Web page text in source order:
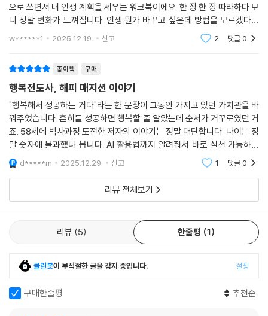
자기 경영자가 되는 길을 안내하는, 따뜻하고 명쾌한 나침반이 되어줄 것
입니다.
인생 2막을 바꾸는 것은 특별한 재능이나 운이 아닙니다. 자기경영이라는
한 첫걸음을 시작하십시오. START NOW.
으로 쓰면서 내 인생 계획을 세우는 워크북이에요. 한 장 한 장 따라하다 보
니 정말 변화가 느껴집니다. 인생 뭔가 바꾸고 싶은데 방법을 모르겠다면
꼭 읽어보세요. 후회 안 합니다.
w******1 2025.12.19. 신고 2 댓글0
종이책 구매
행복전도사, 해피 매지션 이야기
"행복해서 성공하는 거다"라는 한 문장이 그동안 가지고 있던 가치관을 바
꿔주었습니다. 흔히들 성공하면 행복할 줄 알았는데 순서가 거꾸로였던 거
죠. 58세에 박사과정 도전한 저자의 이야기는 정말 대단합니다. 나이는 정
말 숫자에 불과했나 봅니다. AI 활용법까지 알려줘서 바로 실천 가능하여
지금 당장 시작하고 싶게 만드는 책이에요! 강추합니다!!!
d*****m 2025.12.29. 신고 1 댓글0
리뷰 전체보기
리뷰 5 한줄평 1
클린봇이 부적절한 글을 감지 중입니다. 설정
구매한줄평 추천순